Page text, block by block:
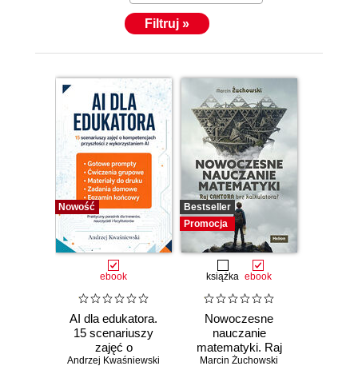
Filtruj »
Nowość
ebook
AI dla edukatora.
15 scenariuszy
zajęć o
kompetencjach
Andrzej Kwaśniewski
Bestseller
Promocja
książka ebook
Nowoczesne
nauczanie
matematyki. Raj
Cantora bez
Marcin Żuchowski